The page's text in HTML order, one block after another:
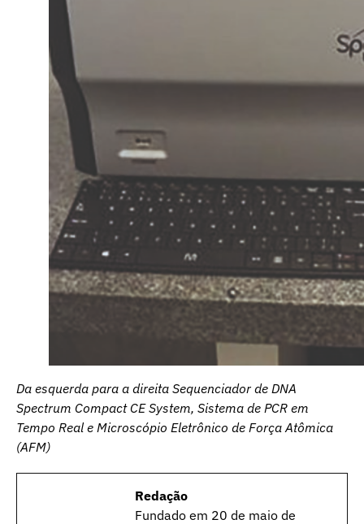
Da esquerda para a direita Sequenciador de DNA
Spectrum Compact CE System, Sistema de PCR em
Tempo Real e Microscópio Eletrônico de Força Atômica
(AFM)
Redação
Fundado em 20 de maio de